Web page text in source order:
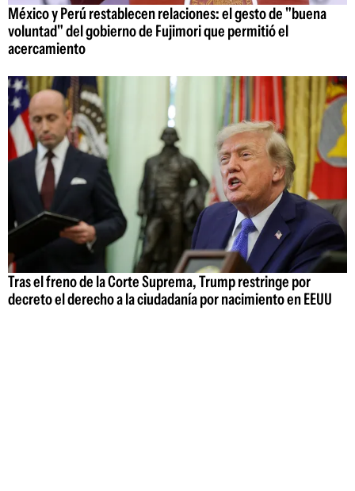
México y Perú restablecen relaciones: el gesto de "buena
voluntad" del gobierno de Fujimori que permitió el
acercamiento
Tras el freno de la Corte Suprema, Trump restringe por
decreto el derecho a la ciudadanía por nacimiento en EEUU